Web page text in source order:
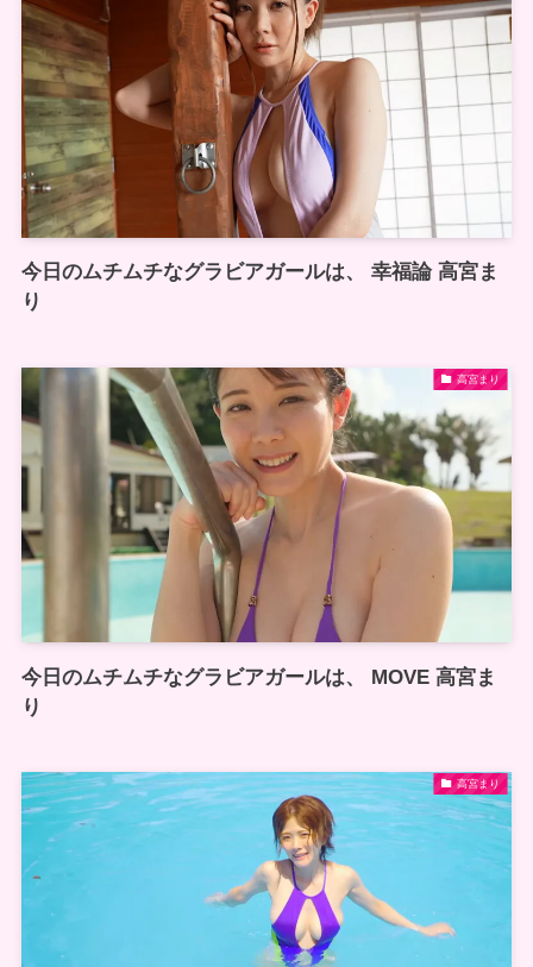
今日のムチムチなグラビアガールは、 幸福論 高宮ま
り
高宮まり
今日のムチムチなグラビアガールは、 MOVE 高宮ま
り
高宮まり